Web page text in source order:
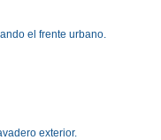
el frente urbano.
exterior.